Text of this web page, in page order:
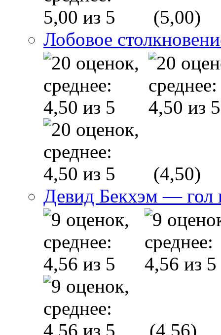
(5,00)
Лобовое
(4,50)
Девид Бекхэм — гол
(4,56)